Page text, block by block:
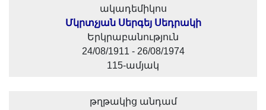
ակադեմիկոս
Մկրտչյան Սերգեյ Սեդրակի
Երկրաբանություն
24/08/1911 - 26/08/1974
115-ամյակ
թղթակից անդամ